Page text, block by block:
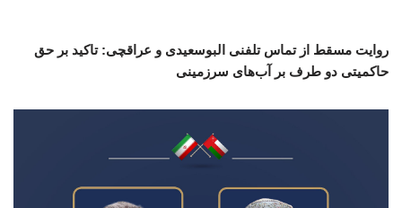
روایت مسقط از تماس تلفنی البوسعیدی و عراقچی: تاکید بر حق
حاکمیتی دو طرف بر آب‌های سرزمینی